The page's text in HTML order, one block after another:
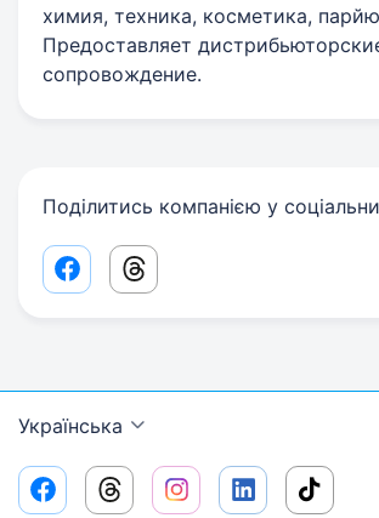
химия, техника, косметика,
Предоставляет
сопровождение.
Поділитись компанією у
Facebook share link
Threads share link
Українська